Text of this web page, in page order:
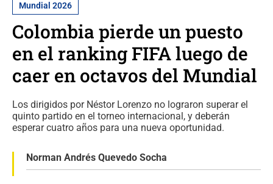
Mundial 2026
Colombia pierde un puesto
en el ranking FIFA luego de
caer en octavos del Mundial
Los dirigidos por Néstor Lorenzo no lograron superar el
quinto partido en el torneo internacional, y deberán
esperar cuatro años para una nueva oportunidad.
Norman Andrés Quevedo Socha